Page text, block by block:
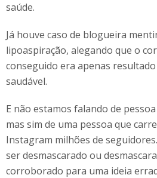
saúde.
Já houve caso de blogueira
lipoaspiração, alegando que o
conseguido era apenas
saudável.
E não estamos falando de
mas sim de uma pessoa que
Instagram milhões de
ser desmascarado ou
corroborado para uma ideia